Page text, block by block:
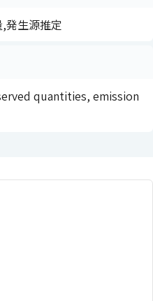
発生源推定
quantities, emission